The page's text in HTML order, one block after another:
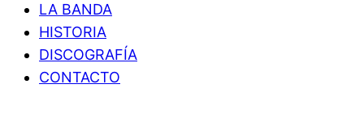
LA BANDA
HISTORIA
DISCOGRAFÍA
CONTACTO